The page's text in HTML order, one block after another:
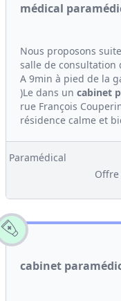
médical
Nous proposons
salle de consultation
A 9min à pied de la
)Le dans un cabinet
rue François
résidence calme et
Paramédical
Offre
cabinet